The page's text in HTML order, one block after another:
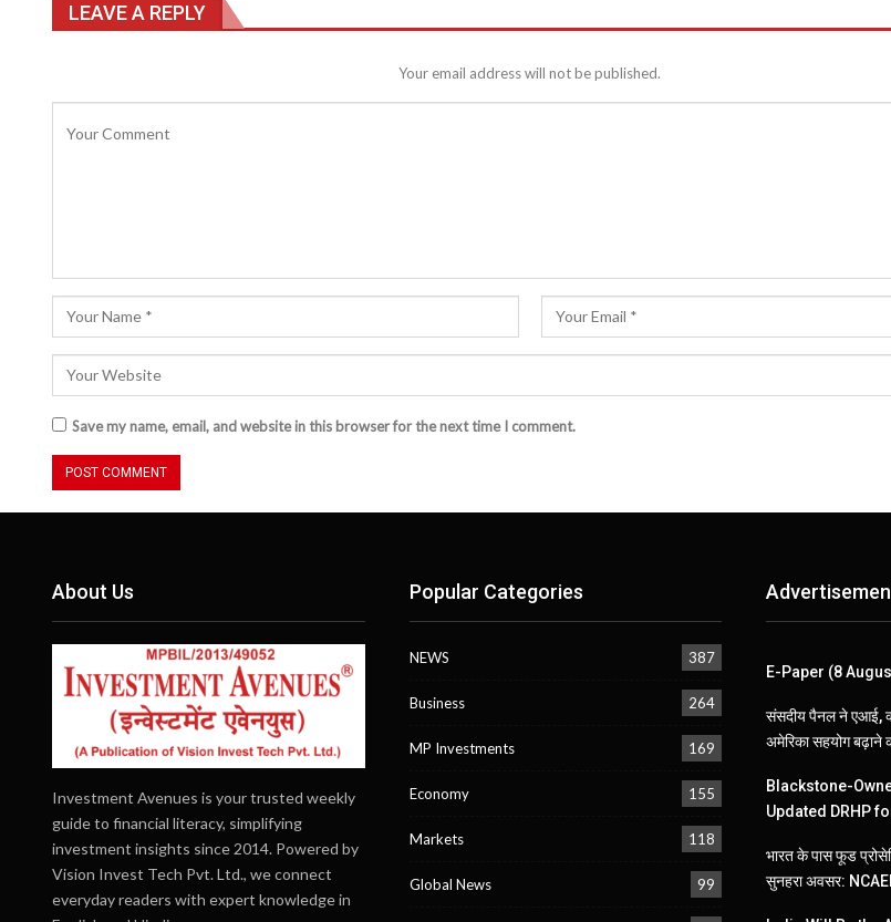
LEAVE A REPLY
Your email address will not be published.
Save my name, email, and website in this browser for the next time I comment.
About Us
Investment Avenues is your trusted weekly
guide to financial literacy, simplifying
investment insights since 2014. Powered by
Vision Invest Tech Pvt. Ltd., we connect
everyday readers with expert knowledge in
Popular Categories
NEWS 387
Business 264
MP Investments 169
Economy 155
Markets 118
Global News 99
E-Paper (8
संसदीय पैनल ने एआई,
अमेरिका सहयोग बढ़ाने
Blackstone-
Updated DRHP
भारत के पास फूड
सुनहरा अवसर: NCAER